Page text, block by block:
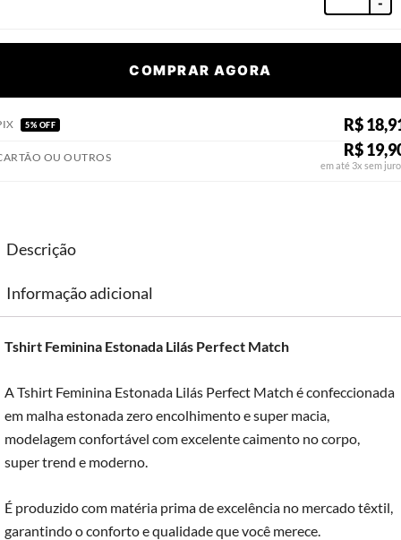
-
COMPRAR AGORA
5% OFF R$
OU OUTROS R$
em até 3x sem
Descrição
Informação adicional
Tshirt Feminina Estonada Lilás Perfect Match
A Tshirt Feminina Estonada Lilás Perfect Match é confeccionada
em malha estonada zero encolhimento e super macia,
modelagem confortável com excelente caimento no corpo,
super trend e moderno.
É produzido com matéria prima de excelência no mercado têxtil,
garantindo o conforto e qualidade que você merece.